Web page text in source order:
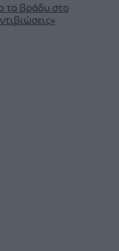
το βράδυ στο